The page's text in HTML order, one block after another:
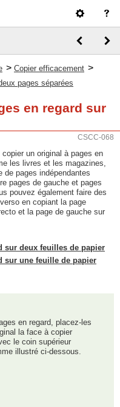
> Copier efficacement >
pages séparées
en regard sur
CSCC-068
un original à pages en
les livres et les magazines,
de pages indépendantes
pages de gauche et pages
pouvez également faire des
en copiant la page
et la page de gauche sur
sur deux feuilles de papier
sur une feuille de papier
en regard, placez-les
la face à copier
le coin supérieur
illustré ci-dessous.